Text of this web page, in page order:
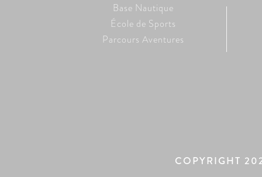
Base Nautique
École de Sports
Parcours Aventures
COPYRIGHT